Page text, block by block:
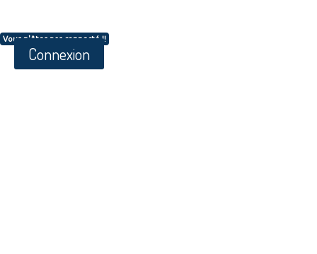
Vous n'êtes pas connecté !!
Connexion